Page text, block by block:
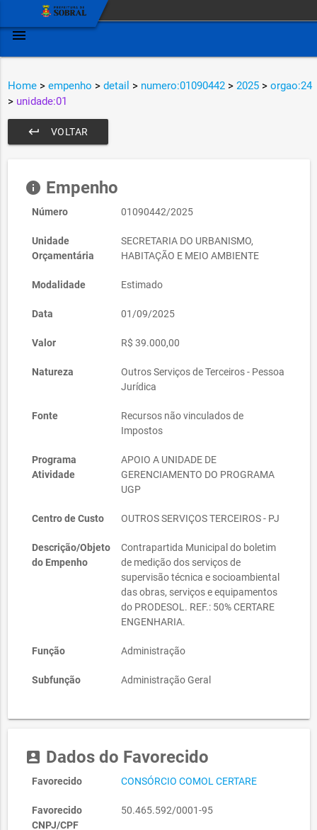
menu
Home > empenho > detail > numero:01090442 > 2025 > orgao:24
> unidade:01
VOLTAR
keyboard_return
info Empenho
Número 01090442/2025
Unidade
Orçamentária
SECRETARIA DO URBANISMO,
HABITAÇÃO E MEIO AMBIENTE
Modalidade Estimado
Data 01/09/2025
Valor R$ 39.000,00
Natureza
Outros Serviços de Terceiros - Pessoa
Jurídica
Fonte
Recursos não vinculados de
Impostos
Programa
Atividade
APOIO A UNIDADE DE
GERENCIAMENTO DO PROGRAMA
UGP
Centro de Custo OUTROS SERVIÇOS TERCEIROS - PJ
Descrição/Objeto
do Empenho
Contrapartida Municipal do boletim
de medição dos serviços de
supervisão técnica e socioambiental
das obras, serviços e equipamentos
do PRODESOL. REF.: 50% CERTARE
ENGENHARIA.
Função Administração
Subfunção Administração Geral
account_box Dados do Favorecido
Favorecido CONSÓRCIO COMOL CERTARE
Favorecido
CNPJ/CPF
50.465.592/0001-95